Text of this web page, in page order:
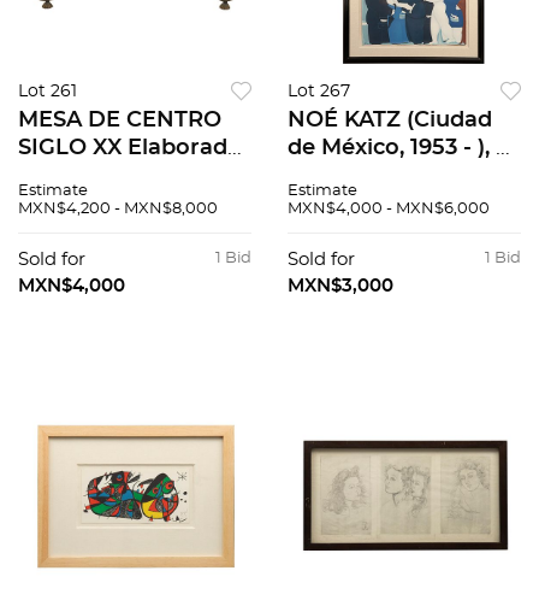
Lot 261
MESA DE CENTRO
SIGLO XX Elaborada
cubierta de vidrio
irregular,
chambrana
Estimate
MXN$4,200 - MXN$8,000
1 Bid
Sold for
MXN$4,000
Lot 267
NOÉ KATZ (Ciudad
de México, 1953 - ), a)
tiempo b) Sin título,
fechadas91993
Serigrafías, Medidas
Estimate
MXN$4,000 - MXN$6,000
1 Bid
Sold for
MXN$3,000